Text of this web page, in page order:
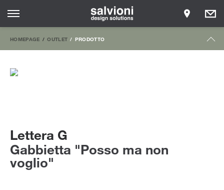
HOMEPAGE OUTLET PRODOTTO
Gabbietta "Posso ma non
voglio"
Lettera G